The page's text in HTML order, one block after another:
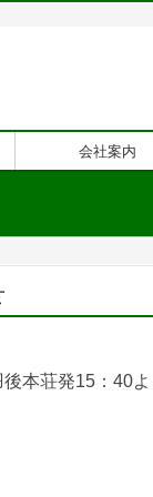
会社案内
本荘発15：40